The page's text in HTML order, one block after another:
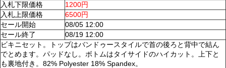
入札下限価格
1200円
入札上限価格
6500円
セール開始
08/05 12:00
セール終了
08/19 12:00
ビキニセット。トップはバンドゥースタイルで首の後ろと背中で結ん
でとめます。パッドなし。ボトムはタイサイドのハイカット。上下と
も裏地付き。82% Polyester 18% Spandex。